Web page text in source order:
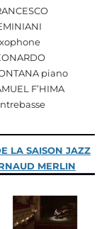
piano
F’HIMA
LA SAISON JAZZ
MERLIN